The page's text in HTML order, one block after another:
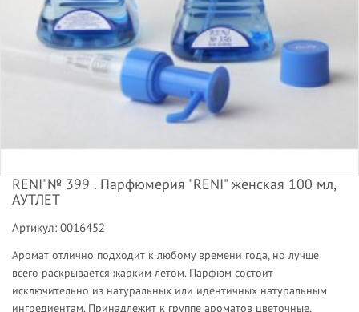
RENI"№ 399 . Парфюмерия "RENI" женская 100 мл,
АУТЛЕТ
Артикул: 0016452
Аромат отлично подходит к любому времени года, но лучше
всего раскрывается жарким летом. Парфюм состоит
исключительно из натуральных или идентичных натуральным
ингредиентам. Принадлежит к группе ароматов цветочные,